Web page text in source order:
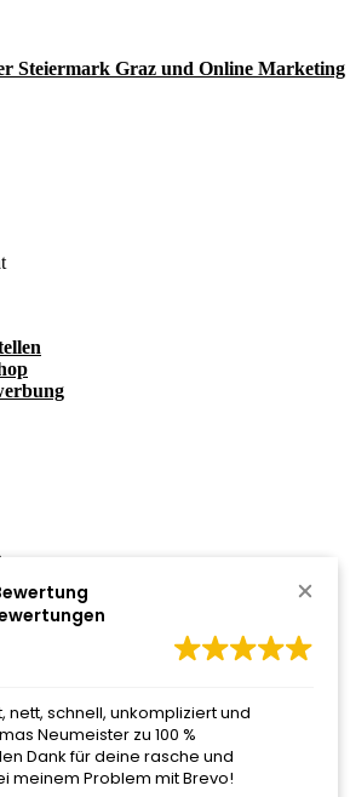
Steiermark Graz und Online Marketing
Umsetzung! Total professionell -
der seine Homepage und alles
neuesten Stand bringen möchte !